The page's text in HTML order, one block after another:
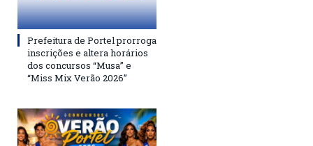
Prefeitura de Portel prorroga
inscrições e altera horários
dos concursos “Musa” e
“Miss Mix Verão 2026”